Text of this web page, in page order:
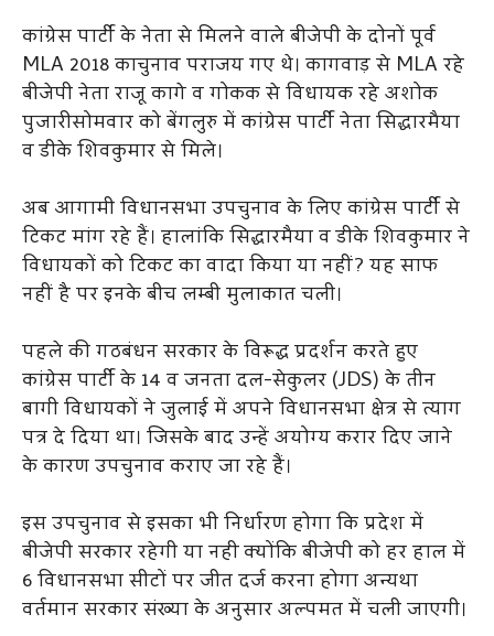
कांग्रेस पार्टी के नेता से मिलने वाले बीजेपी के दोनों पूर्व
MLA 2018 काचुनाव पराजय गए थे। कागवाड़ से MLA रहे
बीजेपी नेता राजू कागे व गोकक से विधायक रहे अशोक
पुजारीसोमवार को बेंगलुरु में कांग्रेस पार्टी नेता सिद्धारमैया
व डीके शिवकुमार से मिले।
अब आगामी विधानसभा उपचुनाव के लिए कांग्रेस पार्टी से
टिकट मांग रहे हैं। हालांकि सिद्धारमैया व डीके शिवकुमार ने
विधायकों को टिकट का वादा किया या नहीं? यह साफ
नहीं है पर इनके बीच लम्बी मुलाकात चली।
पहले की गठबंधन सरकार के विरूद्ध प्रदर्शन करते हुए
कांग्रेस पार्टी के 14 व जनता दल-सेकुलर (JDS) के तीन
बागी विधायकों ने जुलाई में अपने विधानसभा क्षेत्र से त्याग
पत्र दे दिया था। जिसके बाद उन्हें अयोग्य करार दिए जाने
के कारण उपचुनाव कराए जा रहे हैं।
इस उपचुनाव से इसका भी निर्धारण होगा कि प्रदेश में
बीजेपी सरकार रहेगी या नही क्योंकि बीजेपी को हर हाल में
6 विधानसभा सीटों पर जीत दर्ज करना होगा अन्यथा
वर्तमान सरकार संख्या के अनुसार अल्पमत में चली जाएगी।